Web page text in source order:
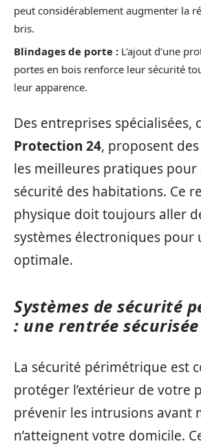
peut considérablement augmenter la
bris.
Blindages de porte : L’ajout d’une
portes en bois renforce leur sécurité
leur apparence.
Des entreprises spécialisées,
Protection 24, proposent
les meilleures pratiques
sécurité des habitations. Ce
physique doit toujours aller
systèmes électroniques pour
optimale.
Systèmes de sécurité
: une rentrée sécurisée
La sécurité périmétrique est
protéger l’extérieur de votre
prévenir les intrusions avant
n’atteignent votre domicile.